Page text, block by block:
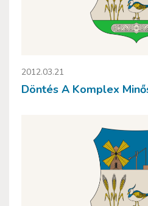
2012.03.21
Döntés A Komplex